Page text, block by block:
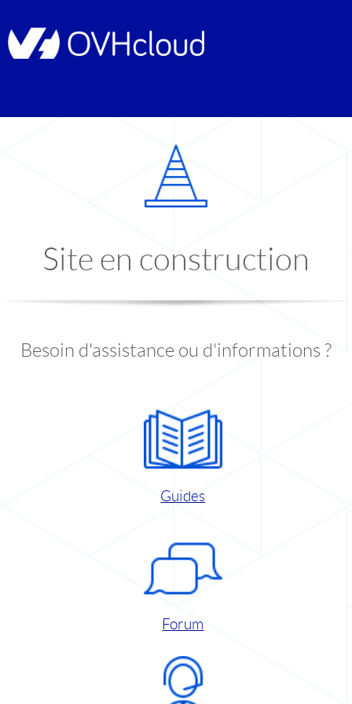
Site en construction
Besoin d'assistance ou d'informations ?
Guides
Forum